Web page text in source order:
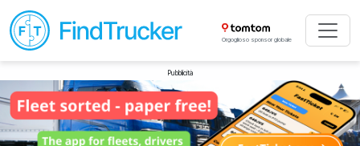
Orgoglioso sponsor globale
Pubblicità